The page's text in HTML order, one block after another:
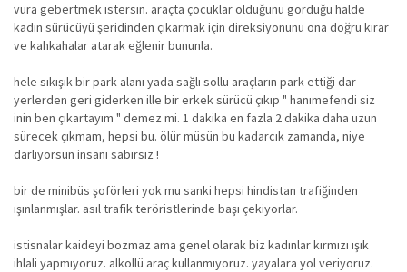
vura gebertmek istersin. araçta çocuklar olduğunu gördüğü halde
kadın sürücüyü şeridinden çıkarmak için direksiyonunu ona doğru kırar
ve kahkahalar atarak eğlenir bununla.
hele sıkışık bir park alanı yada sağlı sollu araçların park ettiği dar
yerlerden geri giderken ille bir erkek sürücü çıkıp " hanımefendi siz
inin ben çıkartayım " demez mi. 1 dakika en fazla 2 dakika daha uzun
sürecek çıkmam, hepsi bu. ölür müsün bu kadarcık zamanda, niye
darlıyorsun insanı sabırsız !
bir de minibüs şoförleri yok mu sanki hepsi hindistan trafiğinden
ışınlanmışlar. asıl trafik teröristlerinde başı çekiyorlar.
istisnalar kaideyi bozmaz ama genel olarak biz kadınlar kırmızı ışık
ihlali yapmıyoruz. alkollü araç kullanmıyoruz. yayalara yol veriyoruz.